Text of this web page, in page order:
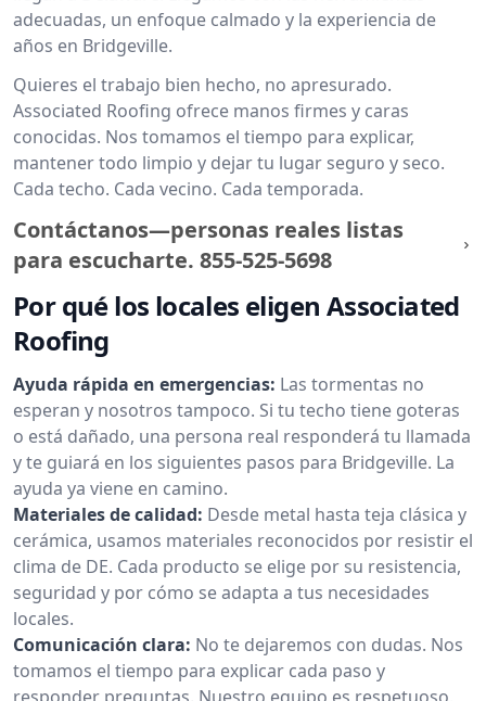
adecuadas, un enfoque calmado y la experiencia de
años en Bridgeville.
Quieres el trabajo bien hecho, no apresurado.
Associated Roofing ofrece manos firmes y caras
conocidas. Nos tomamos el tiempo para explicar,
mantener todo limpio y dejar tu lugar seguro y seco.
Cada techo. Cada vecino. Cada temporada.
Contáctanos—personas reales listas
para escucharte. 855-525-5698
Por qué los locales eligen Associated
Roofing
Ayuda rápida en emergencias: Las tormentas no
esperan y nosotros tampoco. Si tu techo tiene goteras
o está dañado, una persona real responderá tu llamada
y te guiará en los siguientes pasos para Bridgeville. La
ayuda ya viene en camino.
Materiales de calidad: Desde metal hasta teja clásica y
cerámica, usamos materiales reconocidos por resistir el
clima de DE. Cada producto se elige por su resistencia,
seguridad y por cómo se adapta a tus necesidades
locales.
Comunicación clara: No te dejaremos con dudas. Nos
tomamos el tiempo para explicar cada paso y